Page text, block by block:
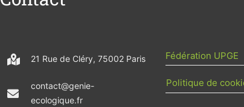
21 Rue de Cléry, 75002 Paris
contact@genie-
ecologique.fr
Fédération UPGE
Politique de